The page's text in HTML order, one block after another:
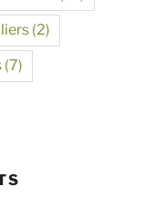
(2)
(7)